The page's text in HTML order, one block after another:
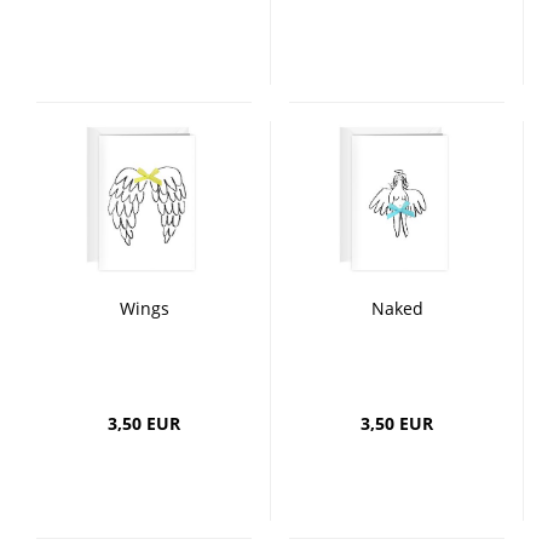
Wings
3,50 EUR
Naked
3,50 EUR